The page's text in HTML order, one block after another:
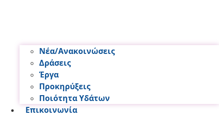
Νέα/Ανακοινώσεις
Δράσεις
Έργα
Προκηρύξεις
Ποιότητα Υδάτων
Επικοινωνία